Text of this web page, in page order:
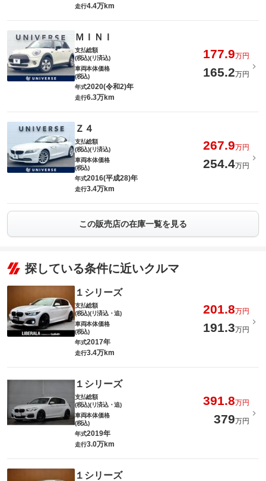
走行4.4万km
ＭＩＮＩ
支払総額
(税込)(リ済込)
177.9万円
車両本体価格
(税込)
165.2万円
年式2020(令和2)年
走行6.3万km
Ｚ４
支払総額
(税込)(リ済込)
267.9万円
車両本体価格
(税込)
254.4万円
年式2016(平成28)年
走行3.4万km
この販売店の在庫一覧を見る
探している条件に近いクルマ
１シリーズ
支払総額
(税込)(リ済込・追)
201.8万円
車両本体価格
(税込)
191.3万円
年式2017年
走行3.4万km
１シリーズ
支払総額
(税込)(リ済込・追)
391.8万円
車両本体価格
(税込)
379万円
年式2019年
走行3.0万km
１シリーズ